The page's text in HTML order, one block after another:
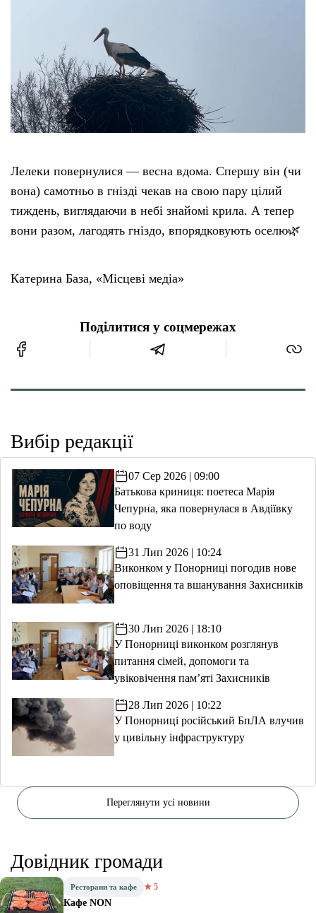
Лелеки повернулися — весна вдома. Спершу він (чи
вона) самотньо в гнізді чекав на свою пару цілий
тиждень, виглядаючи в небі знайомі крила. А тепер
вони разом, лагодять гніздо, впорядковують оселю🌿
Катерина База, «Місцеві медіа»
Поділитися у соцмережах
Вибір редакції
07 Сер 2026 | 09:00
Батькова криниця: поетеса Марія
Чепурна, яка повернулася в Авдіївку
по воду
31 Лип 2026 | 10:24
Виконком у Понорниці погодив нове
оповіщення та вшанування Захисників
30 Лип 2026 | 18:10
У Понорниці виконком розглянув
питання сімей, допомоги та
увіковічення пам’яті Захисників
28 Лип 2026 | 10:22
У Понорниці російський БпЛА влучив
у цивільну інфраструктуру
Переглянути усі новини
Довідник громади
Ресторани та кафе ★ 5
Кафе NON